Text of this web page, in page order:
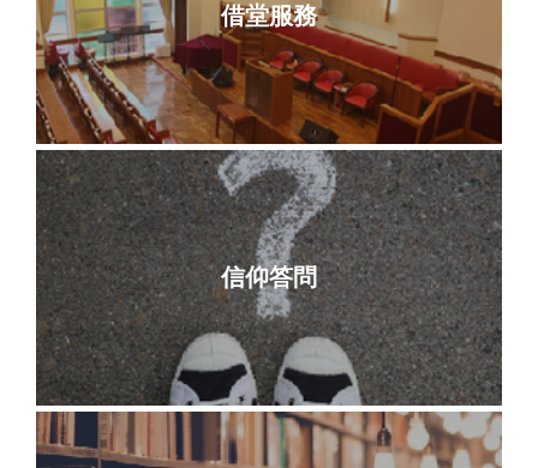
借堂服務
信仰答問